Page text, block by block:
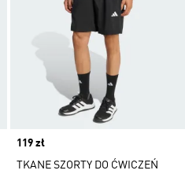
Price
119 zł
TKANE SZORTY DO ĆWICZEŃ